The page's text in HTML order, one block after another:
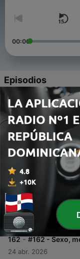
00:00
Episodios
166 - #167 - Entre
blockbusters
30 jun. 2026
165 - #166 -
09 jun. 2026
164 - #165 - Kill Bill -
30 mayo 2026
163 - #163 -
08 mayo 2026
162 - #162 - Sexo,
24 abr. 2026